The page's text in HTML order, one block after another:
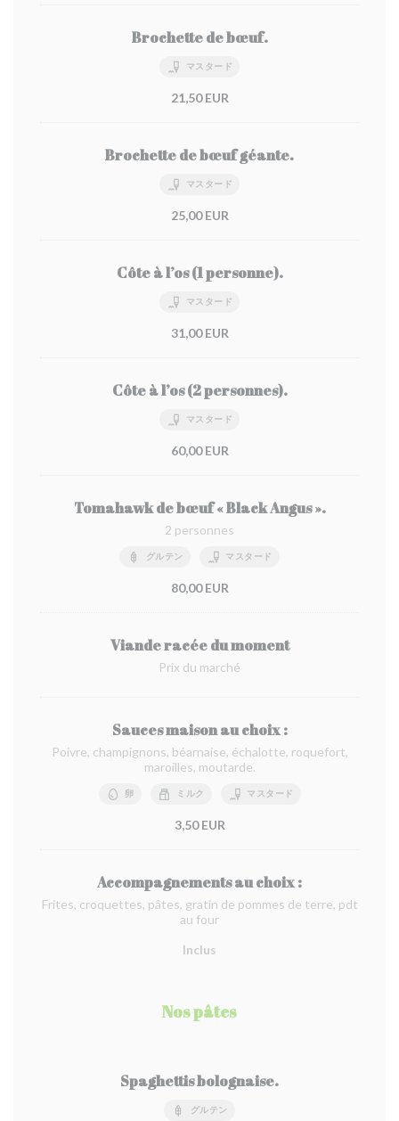
Brochette de bœuf.
マスタード
21,50 EUR
Brochette de bœuf géante.
マスタード
25,00 EUR
Côte à l’os (1 personne).
マスタード
31,00 EUR
Côte à l’os (2 personnes).
マスタード
60,00 EUR
Tomahawk de bœuf « Black Angus ».
2 personnes
グルテン マスタード
80,00 EUR
Viande racée du moment
Prix du marché
Sauces maison au choix :
Poivre, champignons, béarnaise, échalotte, roquefort,
maroilles, moutarde.
卵 ミルク マスタード
3,50 EUR
Accompagnements au choix :
Frites, croquettes, pâtes, gratin de pommes de terre, pdt
au four
Inclus
Nos pâtes
Spaghettis bolognaise.
グルテン